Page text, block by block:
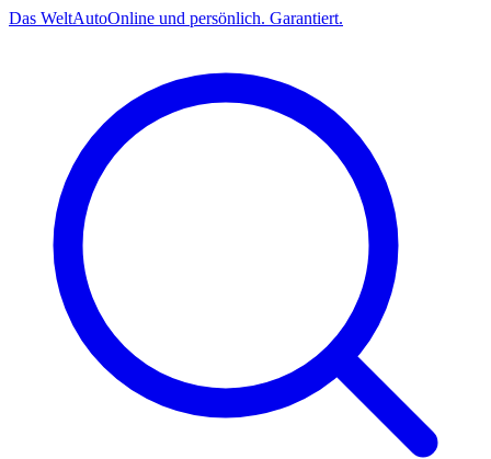
Das WeltAutoOnline und persönlich. Garantiert.